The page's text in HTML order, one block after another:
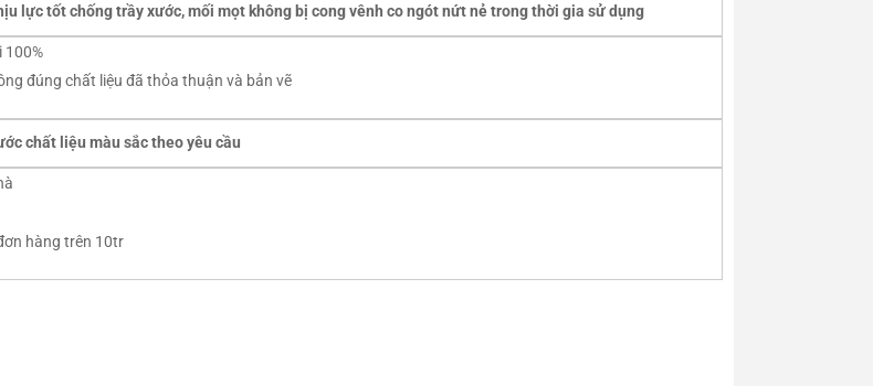
lực tốt chống trầy xước, mối mọt không bị cong vênh co ngót nứt nẻ trong thời gia sử dụng
100%
đúng chất liệu đã thỏa thuận và bản vẽ
chất liệu màu sắc theo yêu cầu
hàng trên 10tr